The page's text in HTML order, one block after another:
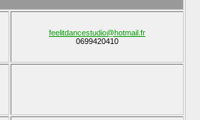
feelitdancestudio@hotmail.fr
0699420410